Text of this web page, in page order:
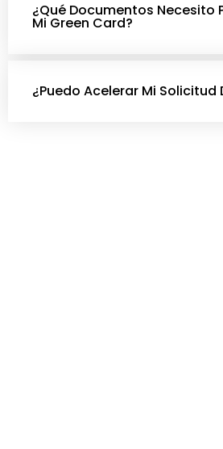
¿Qué Documentos Necesito
Mi Green Card?
¿Puedo Acelerar Mi Solicitud